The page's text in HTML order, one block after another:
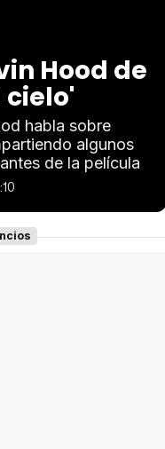
Hood de
cielo'
habla sobre
algunos
de la película